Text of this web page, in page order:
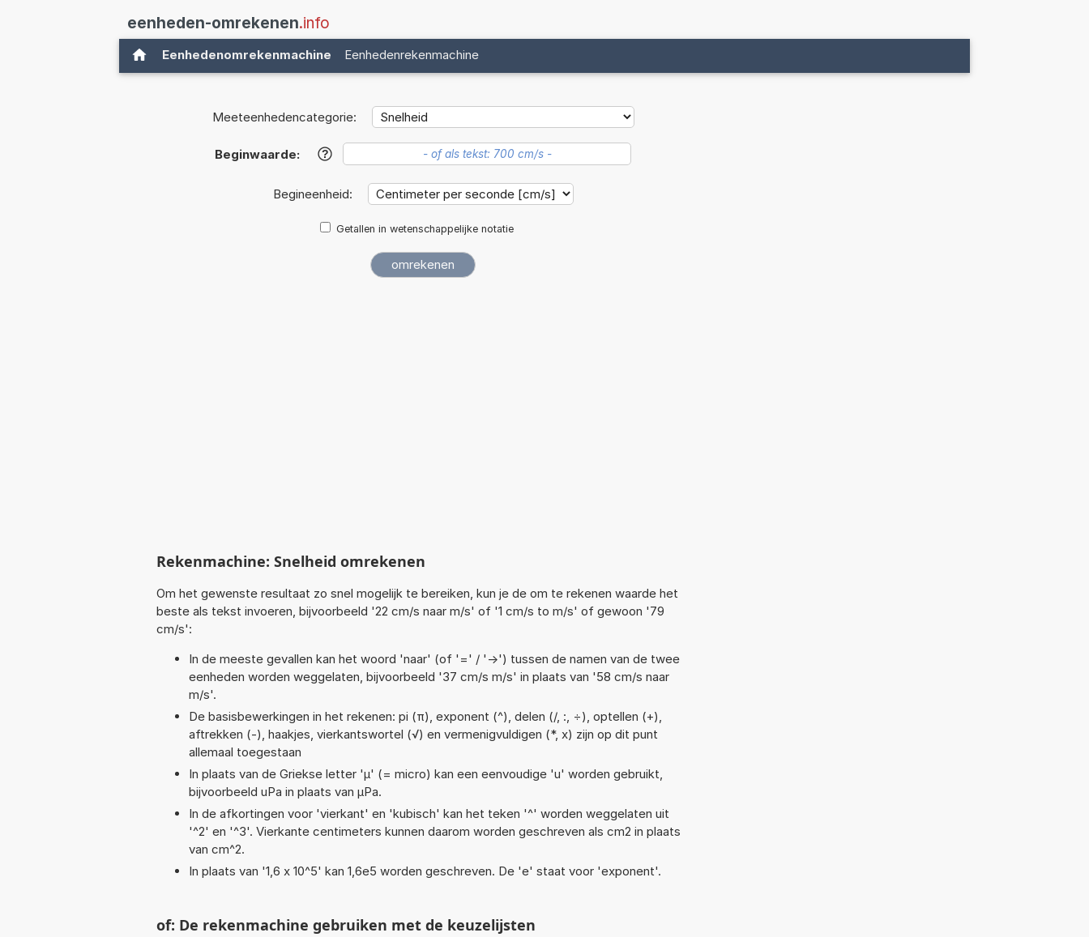
eenheden-omrekenen.info
Eenhedenomrekenmachine Eenhedenrekenmachine
Meeteenhedencategorie:
Beginwaarde: ?
Begineenheid:
Getallen in wetenschappelijke notatie
Rekenmachine: Snelheid omrekenen
Om het gewenste resultaat zo snel mogelijk te bereiken, kun je de om te rekenen waarde het
beste als tekst invoeren, bijvoorbeeld '22 cm/s naar m/s' of '1 cm/s to m/s' of gewoon '79
cm/s':
In de meeste gevallen kan het woord 'naar' (of '=' / '->') tussen de namen van de twee
eenheden worden weggelaten, bijvoorbeeld '37 cm/s m/s' in plaats van '58 cm/s naar
m/s'.
De basisbewerkingen in het rekenen: pi (π), exponent (^), delen (/, :, ÷), optellen (+),
aftrekken (-), haakjes, vierkantswortel (√) en vermenigvuldigen (*, x) zijn op dit punt
allemaal toegestaan
In plaats van de Griekse letter 'µ' (= micro) kan een eenvoudige 'u' worden gebruikt,
bijvoorbeeld uPa in plaats van µPa.
In de afkortingen voor 'vierkant' en 'kubisch' kan het teken '^' worden weggelaten uit
'^2' en '^3'. Vierkante centimeters kunnen daarom worden geschreven als cm2 in plaats
van cm^2.
In plaats van '1,6 x 10^5' kan 1,6e5 worden geschreven. De 'e' staat voor 'exponent'.
of: De rekenmachine gebruiken met de keuzelijsten